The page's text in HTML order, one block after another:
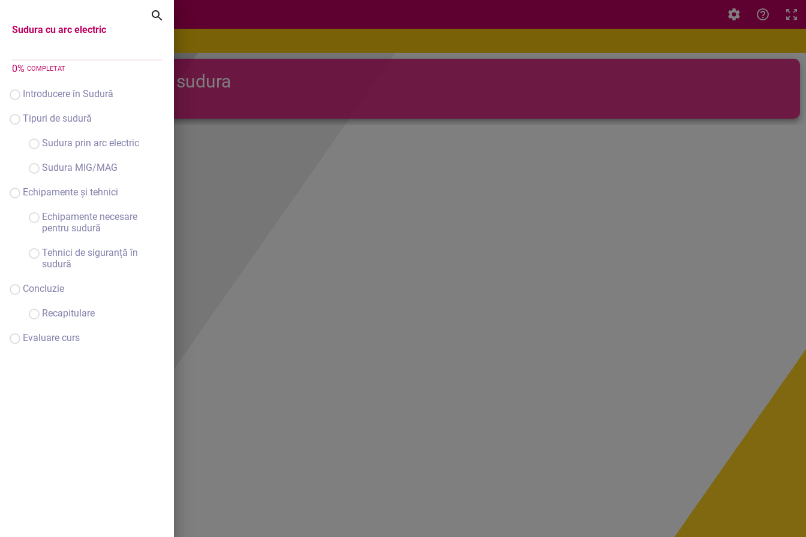
Sudura cu arc electric
0% COMPLETAT
Introducere în Sudură
Tipuri de sudură
Sudura prin arc electric
Sudura MIG/MAG
Echipamente și tehnici
Echipamente necesare
pentru sudură
Tehnici de siguranță în
sudură
Concluzie
Recapitulare
Evaluare curs
Procesul de sudura